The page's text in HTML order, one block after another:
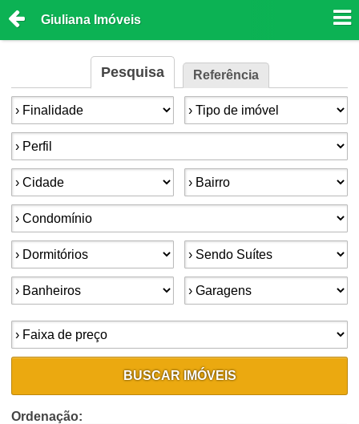
Giuliana Imóveis
Pesquisa Referência
Finalidade: Tipo de imóvel:
Perfil:
Cidade: Bairro:
Condomínios:
Dormitórios: Suítes:
Banheiros: Garagens:
Faixa de preço:
BUSCAR IMÓVEIS
Ordenação: